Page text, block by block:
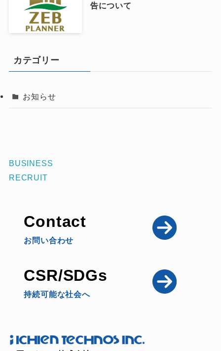
告について
カテゴリー
お知らせ
BUSINESS
RECRUIT
Contact
お問い合わせ
CSR/SDGs
持続可能な社会へ